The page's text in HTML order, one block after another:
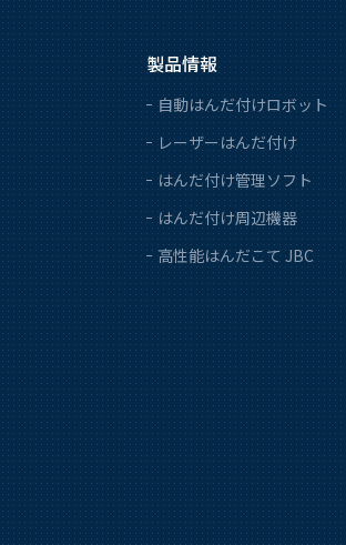
製品情報
自動はんだ付けロボット
レーザーはんだ付け
はんだ付け管理ソフト
はんだ付け周辺機器
高性能はんだこて JBC